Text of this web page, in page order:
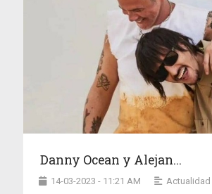
Danny Ocean y Alejan...
14-03-2023 - 11:21 AM Actualidad